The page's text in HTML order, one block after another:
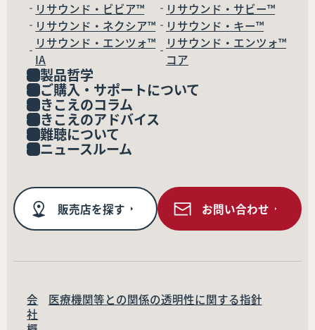
リサウンド・ビビア™
リサウンド・サビー™
リサウンド・ネクシア™
リサウンド・キー™
リサウンド・エンツォ™
IA
リサウンド・エンツォ™
コア
製品哲学
ご購入・サポートについて
きこえのコラム
きこえのアドバイス
難聴について
ニュースルーム
販売店を探す お問い合わせ
会
社
医療機関等との関係の透明性に関する指針